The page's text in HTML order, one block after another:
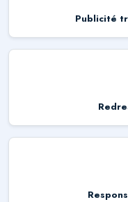
Publicité